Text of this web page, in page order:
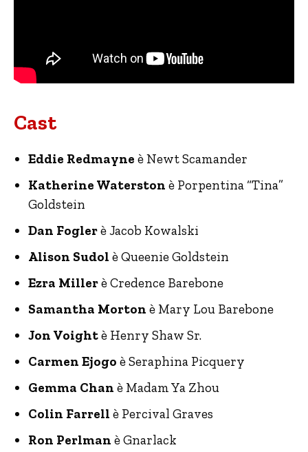
Cast
Eddie Redmayne è Newt Scamander
Katherine Waterston è Porpentina “Tina”
Goldstein
Dan Foglerè Jacob Kowalski
Alison Sudol è Queenie Goldstein
Ezra Millerè Credence Barebone
Samantha Morton è Mary Lou Barebone
Jon Voightè Henry Shaw Sr.
Carmen Ejogo è Seraphina Picquery
Gemma Chan è Madam Ya Zhou
Colin Farrell è Percival Graves
Ron Perlman è Gnarlack